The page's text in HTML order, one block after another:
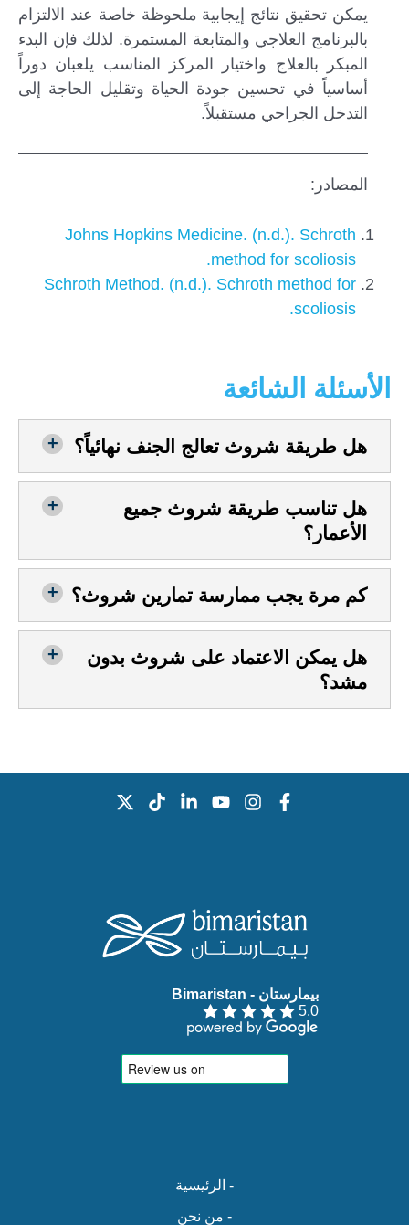
يمكن تحقيق نتائج إيجابية ملحوظة خاصة عند الالتزام
بالبرنامج العلاجي والمتابعة المستمرة. لذلك فإن البدء
المبكر بالعلاج واختيار المركز المناسب يلعبان دوراً
أساسياً في تحسين جودة الحياة وتقليل الحاجة إلى
التدخل الجراحي مستقبلاً.
المصادر:
Johns Hopkins Medicine. (n.d.). Schroth
method for scoliosis.
Schroth Method. (n.d.). Schroth method for
scoliosis.
الأسئلة الشائعة
هل طريقة شروث تعالج الجنف نهائياً؟
هل تناسب طريقة شروث جميع
الأعمار؟
كم مرة يجب ممارسة تمارين شروث؟
هل يمكن الاعتماد على شروث بدون
مشد؟
بيمارستان - Bimaristan‏
5.0
- الرئيسية
- من نحن